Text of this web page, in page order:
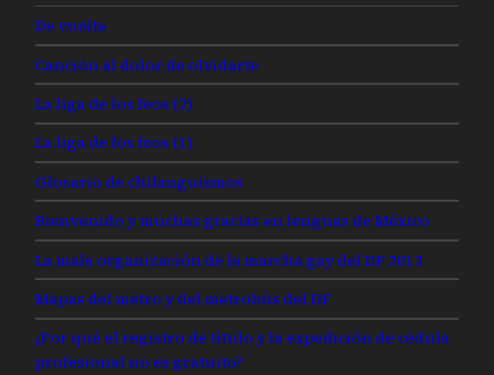
De vuelta
Canción al dolor de olvidarte
La liga de los feos (2)
La liga de los feos (1)
Glosario de chilanguismos
Bienvenido y muchas gracias en lenguas de México
La mala organización de la marcha gay del DF 2013
Mapas del metro y del metrobús del DF
¿Por qué el registro de título y la expedición de cédula
profesional no es gratuito?